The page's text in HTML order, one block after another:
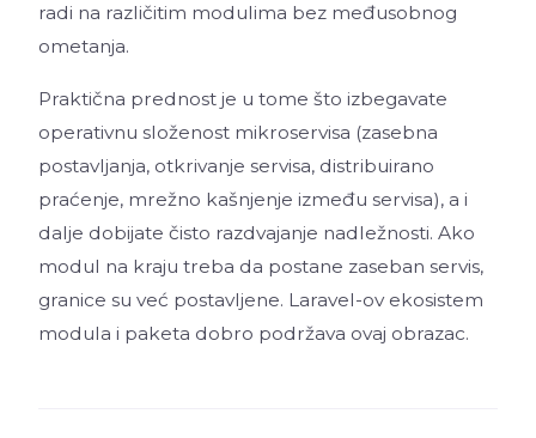
radi na različitim modulima bez međusobnog
ometanja.
Praktična prednost je u tome što izbegavate
operativnu složenost mikroservisa (zasebna
postavljanja, otkrivanje servisa, distribuirano
praćenje, mrežno kašnjenje između servisa), a i
dalje dobijate čisto razdvajanje nadležnosti. Ako
modul na kraju treba da postane zaseban servis,
granice su već postavljene. Laravel-ov ekosistem
modula i paketa dobro podržava ovaj obrazac.